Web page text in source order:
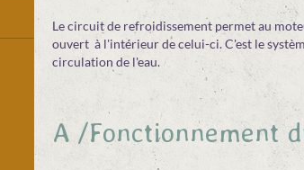
Le circuit de refroidissement permet au
ouvert à l'intérieur de celui-ci. C'est le
circulation de l'eau.
A /Fonctionnement